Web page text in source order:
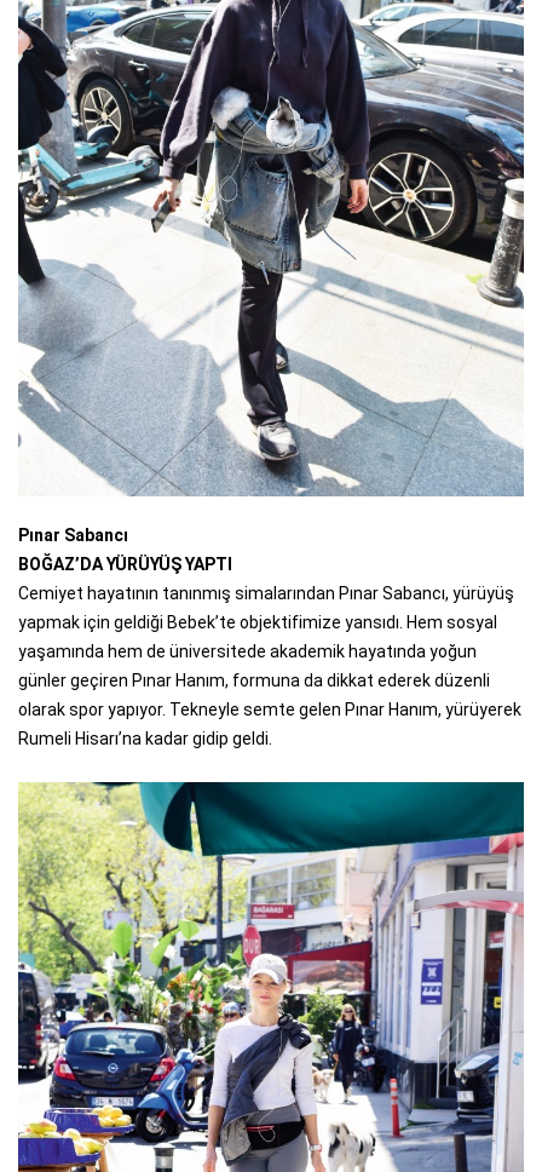
Pınar Sabancı
BOĞAZ’DA YÜRÜYÜŞ YAPTI
Cemiyet hayatının tanınmış simalarından Pınar Sabancı, yürüyüş
yapmak için geldiği Bebek’te objektifimize yansıdı. Hem sosyal
yaşamında hem de üniversitede akademik hayatında yoğun
günler geçiren Pınar Hanım, formuna da dikkat ederek düzenli
olarak spor yapıyor. Tekneyle semte gelen Pınar Hanım, yürüyerek
Rumeli Hisarı’na kadar gidip geldi.